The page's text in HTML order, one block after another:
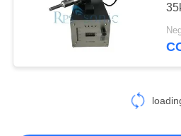
Bocas de
de